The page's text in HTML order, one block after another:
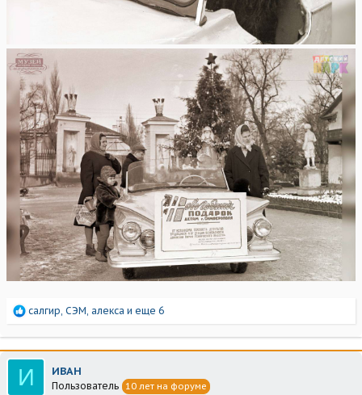
Р
а
к
ц
и
и
салгир, СЭМ, алекса и еще 6
И ИВАН
Пользователь 10 лет на форуме